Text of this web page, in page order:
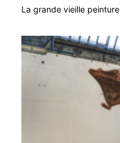
La grande vieille peinture